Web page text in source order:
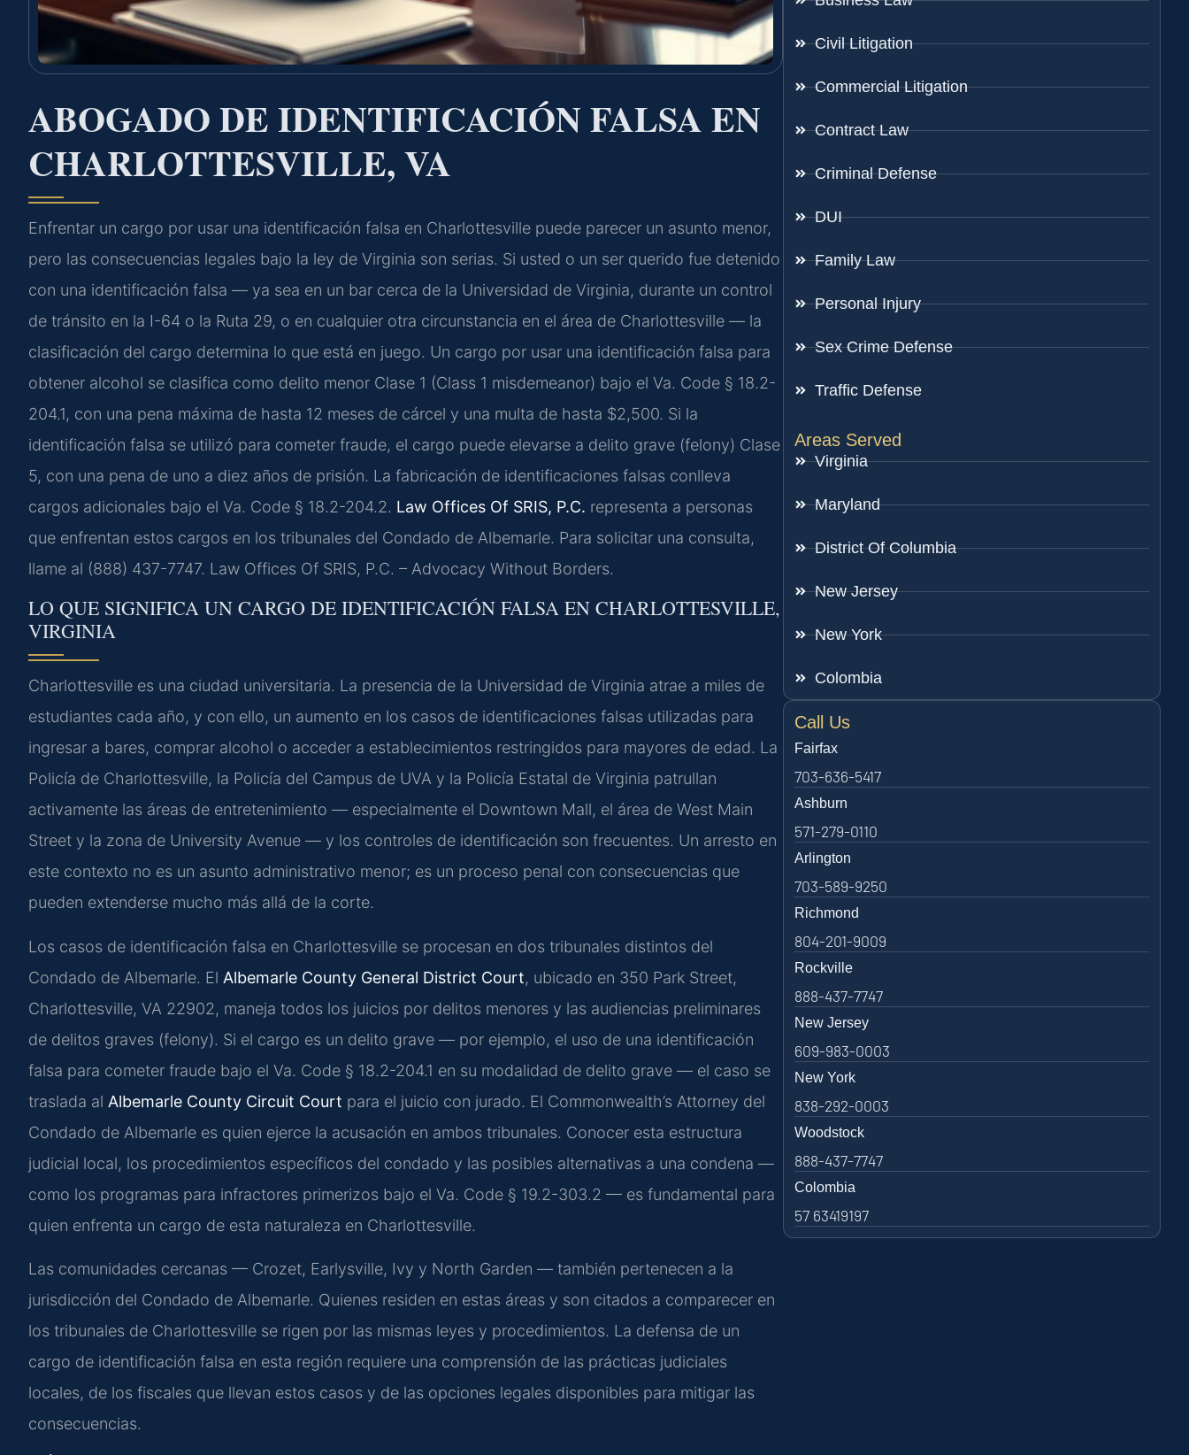
ABOGADO DE IDENTIFICACIÓN FALSA EN
CHARLOTTESVILLE, VA
Enfrentar un cargo por usar una identificación falsa en Charlottesville puede parecer un asunto menor,
pero las consecuencias legales bajo la ley de Virginia son serias. Si usted o un ser querido fue detenido
con una identificación falsa — ya sea en un bar cerca de la Universidad de Virginia, durante un control
de tránsito en la I-64 o la Ruta 29, o en cualquier otra circunstancia en el área de Charlottesville — la
clasificación del cargo determina lo que está en juego. Un cargo por usar una identificación falsa para
obtener alcohol se clasifica como delito menor Clase 1 (Class 1 misdemeanor) bajo el Va. Code § 18.2-
204.1, con una pena máxima de hasta 12 meses de cárcel y una multa de hasta $2,500. Si la
identificación falsa se utilizó para cometer fraude, el cargo puede elevarse a delito grave (felony) Clase
5, con una pena de uno a diez años de prisión. La fabricación de identificaciones falsas conlleva
cargos adicionales bajo el Va. Code § 18.2-204.2. Law Offices Of SRIS, P.C. representa a personas
que enfrentan estos cargos en los tribunales del Condado de Albemarle. Para solicitar una consulta,
llame al (888) 437-7747. Law Offices Of SRIS, P.C. – Advocacy Without Borders.
LO QUE SIGNIFICA UN CARGO DE IDENTIFICACIÓN FALSA EN CHARLOTTESVILLE,
VIRGINIA
Charlottesville es una ciudad universitaria. La presencia de la Universidad de Virginia atrae a miles de
estudiantes cada año, y con ello, un aumento en los casos de identificaciones falsas utilizadas para
ingresar a bares, comprar alcohol o acceder a establecimientos restringidos para mayores de edad. La
Policía de Charlottesville, la Policía del Campus de UVA y la Policía Estatal de Virginia patrullan
activamente las áreas de entretenimiento — especialmente el Downtown Mall, el área de West Main
Street y la zona de University Avenue — y los controles de identificación son frecuentes. Un arresto en
este contexto no es un asunto administrativo menor; es un proceso penal con consecuencias que
pueden extenderse mucho más allá de la corte.
Los casos de identificación falsa en Charlottesville se procesan en dos tribunales distintos del
Condado de Albemarle. El Albemarle County General District Court, ubicado en 350 Park Street,
Charlottesville, VA 22902, maneja todos los juicios por delitos menores y las audiencias preliminares
de delitos graves (felony). Si el cargo es un delito grave — por ejemplo, el uso de una identificación
falsa para cometer fraude bajo el Va. Code § 18.2-204.1 en su modalidad de delito grave — el caso se
traslada al Albemarle County Circuit Court para el juicio con jurado. El Commonwealth’s Attorney del
Condado de Albemarle es quien ejerce la acusación en ambos tribunales. Conocer esta estructura
judicial local, los procedimientos específicos del condado y las posibles alternativas a una condena —
como los programas para infractores primerizos bajo el Va. Code § 19.2-303.2 — es fundamental para
quien enfrenta un cargo de esta naturaleza en Charlottesville.
Las comunidades cercanas — Crozet, Earlysville, Ivy y North Garden — también pertenecen a la
jurisdicción del Condado de Albemarle. Quienes residen en estas áreas y son citados a comparecer en
los tribunales de Charlottesville se rigen por las mismas leyes y procedimientos. La defensa de un
cargo de identificación falsa en esta región requiere una comprensión de las prácticas judiciales
locales, de los fiscales que llevan estos casos y de las opciones legales disponibles para mitigar las
consecuencias.
Civil Litigation
Commercial Litigation
Contract Law
Criminal Defense
DUI
Family Law
Personal Injury
Sex Crime Defense
Traffic Defense
Areas Served
Virginia
Maryland
District Of Columbia
New Jersey
New York
Colombia
Call Us
Fairfax
703-636-5417
Ashburn
571-279-0110
Arlington
703-589-9250
Richmond
804-201-9009
Rockville
888-437-7747
New Jersey
609-983-0003
New York
838-292-0003
Woodstock
888-437-7747
Colombia
57 63419197